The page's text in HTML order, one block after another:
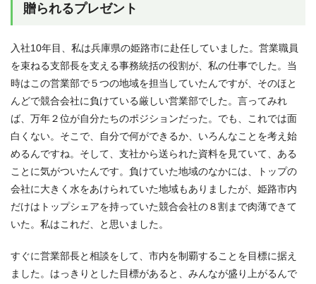
贈られるプレゼント
入社10年目、私は兵庫県の姫路市に赴任していました。営業職員
を束ねる支部長を支える事務統括の役割が、私の仕事でした。当
時はこの営業部で５つの地域を担当していたんですが、そのほと
んどで競合会社に負けている厳しい営業部でした。言ってみれ
ば、万年２位が自分たちのポジションだった。でも、これでは面
白くない。そこで、自分で何ができるか、いろんなことを考え始
めるんですね。そして、支社から送られた資料を見ていて、ある
ことに気がついたんです。負けていた地域のなかには、トップの
会社に大きく水をあけられていた地域もありましたが、姫路市内
だけはトップシェアを持っていた競合会社の８割まで肉薄できて
いた。私はこれだ、と思いました。
すぐに営業部長と相談をして、市内を制覇することを目標に据え
ました。はっきりとした目標があると、みんなが盛り上がるんで